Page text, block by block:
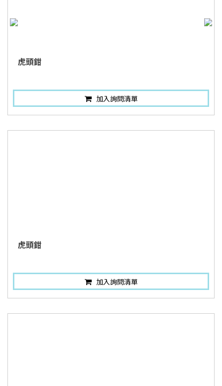
虎頭鉗
加入詢問清單
虎頭鉗
加入詢問清單